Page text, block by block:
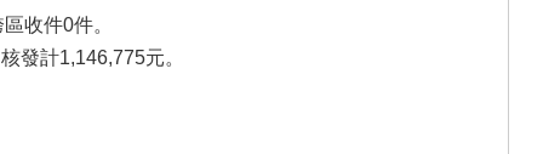
收件0件。
發計1,146,775元。